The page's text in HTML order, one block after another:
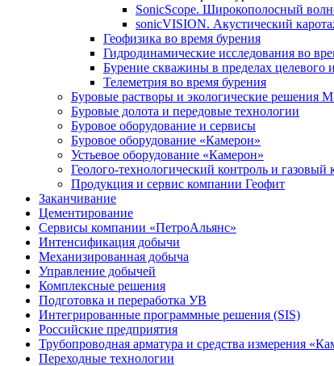
SonicScope. Широкополосный
sonicVISION. Акустический
Геофизика во время бурения
Гидродинамические исследования во
Бурение скважины в пределах целевого
Телеметрия во время бурения
Буровые растворы и экологические решения
Буровые долота и передовые технологии
Буровое оборудование и сервисы
Буровое оборудование «Камерон»
Устьевое оборудование «Камерон»
Геолого-технологический контроль и газовый
Продукция и сервис компании Геофит
Заканчивание
Цементирование
Сервисы компании «ПетроАльянс»
Интенсификация добычи
Механизированная добыча
Управление добычей
Комплексные решения
Подготовка и переработка УВ
Интегрированные программные решения (SIS)
Российские предприятия
Трубопроводная арматура и средства измерения
Переходные технологии